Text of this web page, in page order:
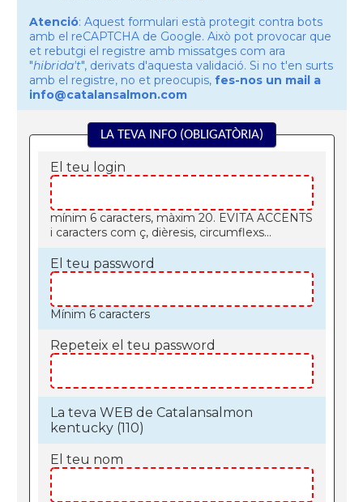
Atenció: Aquest formulari està protegit contra bots
amb el reCAPTCHA de Google. Això pot provocar que
et rebutgi el registre amb missatges com ara
"hibrida't", derivats d'aquesta validació. Si no t'en surts
amb el registre, no et preocupis, fes-nos un mail a
info@catalansalmon.com
LA TEVA INFO (OBLIGATÒRIA)
El teu login
mínim 6 caracters, màxim 20. EVITA ACCENTS
i caracters com ç, dièresis, circumflexs...
El teu password
Mínim 6 caracters
Repeteix el teu password
La teva WEB de Catalansalmon
kentucky (110)
El teu nom